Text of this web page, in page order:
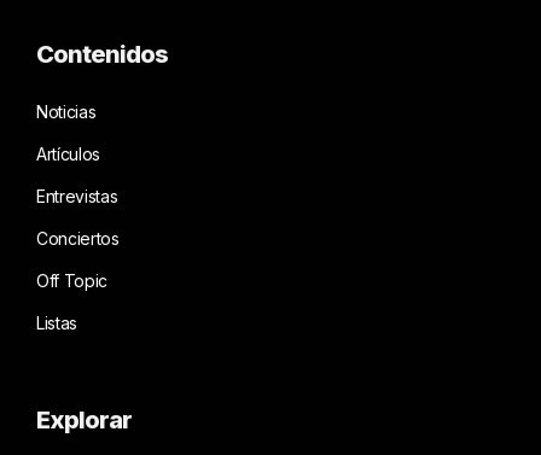
Contenidos
Noticias
Artículos
Entrevistas
Conciertos
Off Topic
Listas
Explorar